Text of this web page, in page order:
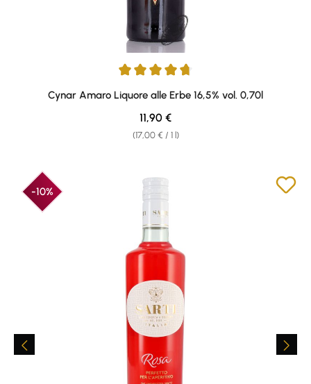
Average rating of 4.75 out of 5 stars
Cynar Amaro Liquore alle Erbe 16,5% vol. 0,70l
(17,00 € / 1 l)
Regular price:
11,90 €
-10%